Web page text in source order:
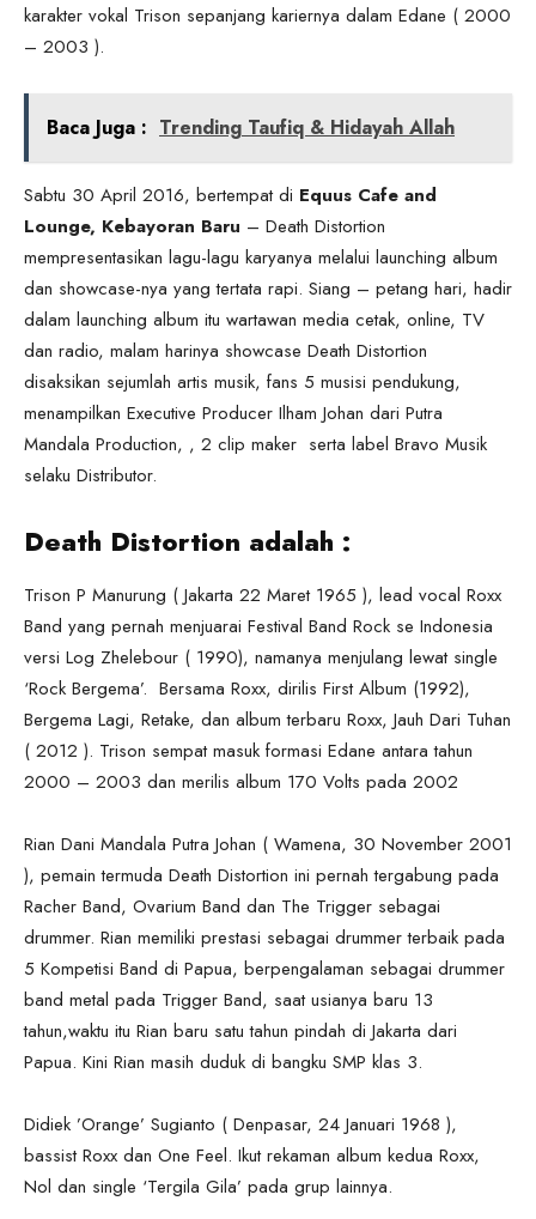
karakter vokal Trison sepanjang kariernya dalam Edane ( 2000
– 2003 ).
Baca Juga : Trending Taufiq & Hidayah Allah
Sabtu 30 April 2016, bertempat di Equus Cafe and
Lounge, Kebayoran Baru – Death Distortion
mempresentasikan lagu-lagu karyanya melalui launching album
dan showcase-nya yang tertata rapi. Siang – petang hari, hadir
dalam launching album itu wartawan media cetak, online, TV
dan radio, malam harinya showcase Death Distortion
disaksikan sejumlah artis musik, fans 5 musisi pendukung,
menampilkan Executive Producer Ilham Johan dari Putra
Mandala Production, , 2 clip maker serta label Bravo Musik
selaku Distributor.
Death Distortion adalah :
Trison P Manurung ( Jakarta 22 Maret 1965 ), lead vocal Roxx
Band yang pernah menjuarai Festival Band Rock se Indonesia
versi Log Zhelebour ( 1990), namanya menjulang lewat single
‘Rock Bergema’. Bersama Roxx, dirilis First Album (1992),
Bergema Lagi, Retake, dan album terbaru Roxx, Jauh Dari Tuhan
( 2012 ). Trison sempat masuk formasi Edane antara tahun
2000 – 2003 dan merilis album 170 Volts pada 2002
Rian Dani Mandala Putra Johan ( Wamena, 30 November 2001
), pemain termuda Death Distortion ini pernah tergabung pada
Racher Band, Ovarium Band dan The Trigger sebagai
drummer. Rian memiliki prestasi sebagai drummer terbaik pada
5 Kompetisi Band di Papua, berpengalaman sebagai drummer
band metal pada Trigger Band, saat usianya baru 13
tahun,waktu itu Rian baru satu tahun pindah di Jakarta dari
Papua. Kini Rian masih duduk di bangku SMP klas 3.
Didiek ’Orange’ Sugianto ( Denpasar, 24 Januari 1968 ),
bassist Roxx dan One Feel. Ikut rekaman album kedua Roxx,
Nol dan single ‘Tergila Gila’ pada grup lainnya.